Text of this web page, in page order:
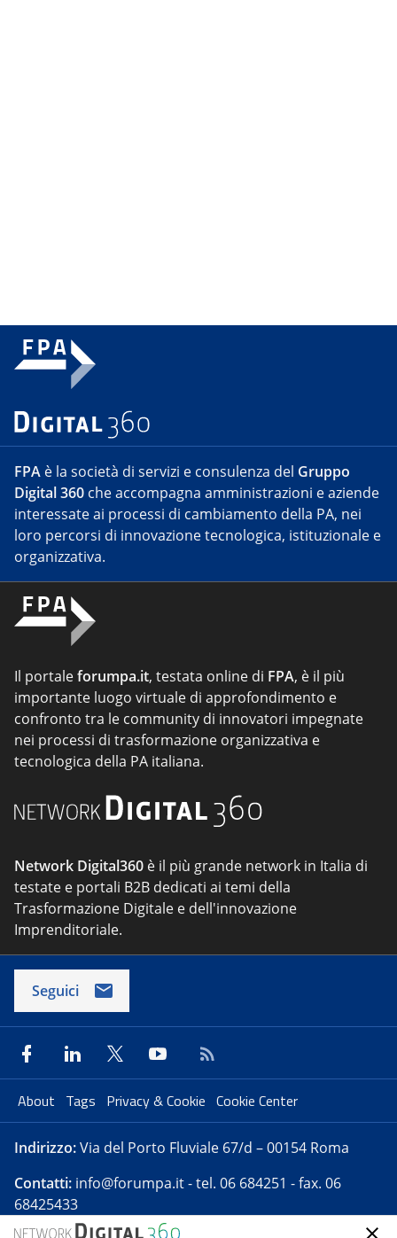
FPA è la società di servizi e consulenza del Gruppo
Digital 360 che accompagna amministrazioni e aziende
interessate ai processi di cambiamento della PA, nei
loro percorsi di innovazione tecnologica, istituzionale e
organizzativa.
Il portaleforumpa.it, testata online di FPA, è il più
importante luogo virtuale di approfondimento e
confronto tra le community di innovatori impegnate
nei processi di trasformazione organizzativa e
tecnologica della PA italiana.
Network Digital360 è il più grande network in Italia di
testate e portali B2B dedicati ai temi della
Trasformazione Digitale e dell'innovazione
Imprenditoriale.
Seguici
About Tags Privacy & Cookie Cookie Center
Indirizzo:Via del Porto Fluviale 67/d – 00154 Roma
Contatti: info@forumpa.it- tel. 06 684251 - fax. 06
68425433